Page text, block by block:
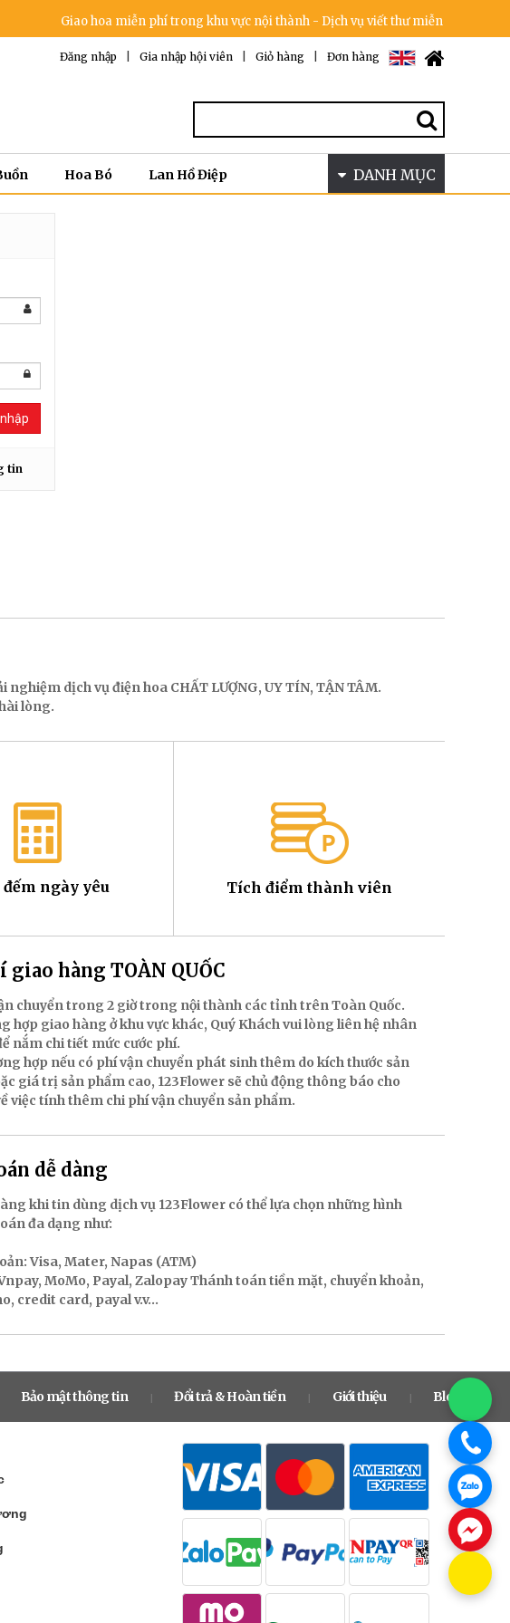
Giao hoa miễn phí trong khu vực nội thành - Dịch vụ viết thư miễn phí - Cam
Đơn hàng
Giỏ hàng
Gia nhập hội viên
Đăng nhập
Hoa Bó Lan Hồ Điệp DANH MỤC
tin
dịch vụ điện hoa CHẤT LƯỢNG, UY TÍN, TẬN TÂM.
lòng.
ngày yêu Tích điểm thành viên
hàng TOÀN QUỐC
chuyển trong 2 giờ trong nội thành các tỉnh trên Toàn Quốc.
hợp giao hàng ở khu vực khác, Quý Khách vui lòng liên hệ nhân
nắm chi tiết mức cước phí.
hợp nếu có phí vận chuyển phát sinh thêm do kích thước sản
giá trị sản phẩm cao, 123Flower sẽ chủ động thông báo cho
việc tính thêm chi phí vận chuyển sản phẩm.
dễ dàng
khi tin dùng dịch vụ 123Flower có thể lựa chọn những hình
đa dạng như:
Visa, Mater, Napas (ATM)
MoMo, Payal, Zalopay Thánh toán tiền mặt, chuyển khoản,
credit card, payal v.v...
Bảo mật thông tin | Đổi trả & Hoàn tiền | Giới thiệu Blog